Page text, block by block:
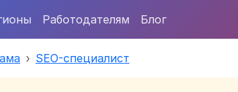
Работодателям Блог
SEO-специалист